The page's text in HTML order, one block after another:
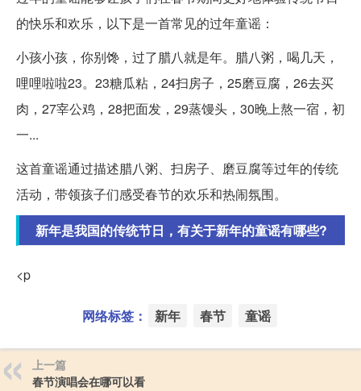
的快乐和欢乐，以下是一首常见的过年童谣：
小孩小孩，你别馋，过了腊八就是年。腊八粥，喝几天，
哩哩啦啦23。23糖瓜粘，24扫房子，25磨豆腐，26去买
肉，27宰公鸡，28把面发，29蒸馒头，30晚上熬一宿，初
一...
这首童谣通过描述腊八粥、扫房子、磨豆腐等过年的传统
活动，带领孩子们感受春节的欢乐和热闹氛围。
新年是我国的传统节日，有关于新年的童谣有哪些?
<p
网络标签： 新年 春节 童谣
上一篇
春节演唱会在哪可以看